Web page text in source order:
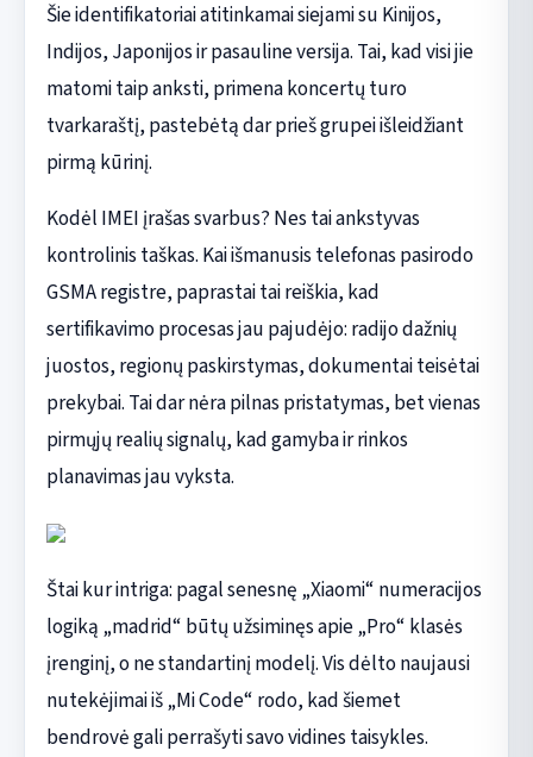
Šie identifikatoriai atitinkamai siejami su Kinijos,
Indijos, Japonijos ir pasauline versija. Tai, kad visi jie
matomi taip anksti, primena koncertų turo
tvarkaraštį, pastebėtą dar prieš grupei išleidžiant
pirmą kūrinį.
Kodėl IMEI įrašas svarbus? Nes tai ankstyvas
kontrolinis taškas. Kai išmanusis telefonas pasirodo
GSMA registre, paprastai tai reiškia, kad
sertifikavimo procesas jau pajudėjo: radijo dažnių
juostos, regionų paskirstymas, dokumentai teisėtai
prekybai. Tai dar nėra pilnas pristatymas, bet vienas
pirmųjų realių signalų, kad gamyba ir rinkos
planavimas jau vyksta.
Štai kur intriga: pagal senesnę „Xiaomi“ numeracijos
logiką „madrid“ būtų užsiminęs apie „Pro“ klasės
įrenginį, o ne standartinį modelį. Vis dėlto naujausi
nutekėjimai iš „Mi Code“ rodo, kad šiemet
bendrovė gali perrašyti savo vidines taisykles.